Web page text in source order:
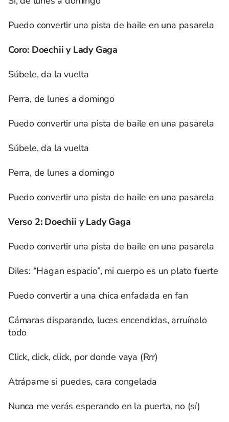
Puedo convertir una pista de baile en una pasarela
Coro: Doechii y Lady Gaga
Súbele, da la vuelta
Perra, de lunes a domingo
Puedo convertir una pista de baile en una pasarela
Súbele, da la vuelta
Perra, de lunes a domingo
Puedo convertir una pista de baile en una pasarela
Verso 2: Doechii y Lady Gaga
Puedo convertir una pista de baile en una pasarela
Diles: “Hagan espacio”, mi cuerpo es un plato fuerte
Puedo convertir a una chica enfadada en fan
Cámaras disparando, luces encendidas, arruínalo
todo
Click, click, click, por donde vaya (Rrr)
Atrápame si puedes, cara congelada
Nunca me verás esperando en la puerta, no (sí)